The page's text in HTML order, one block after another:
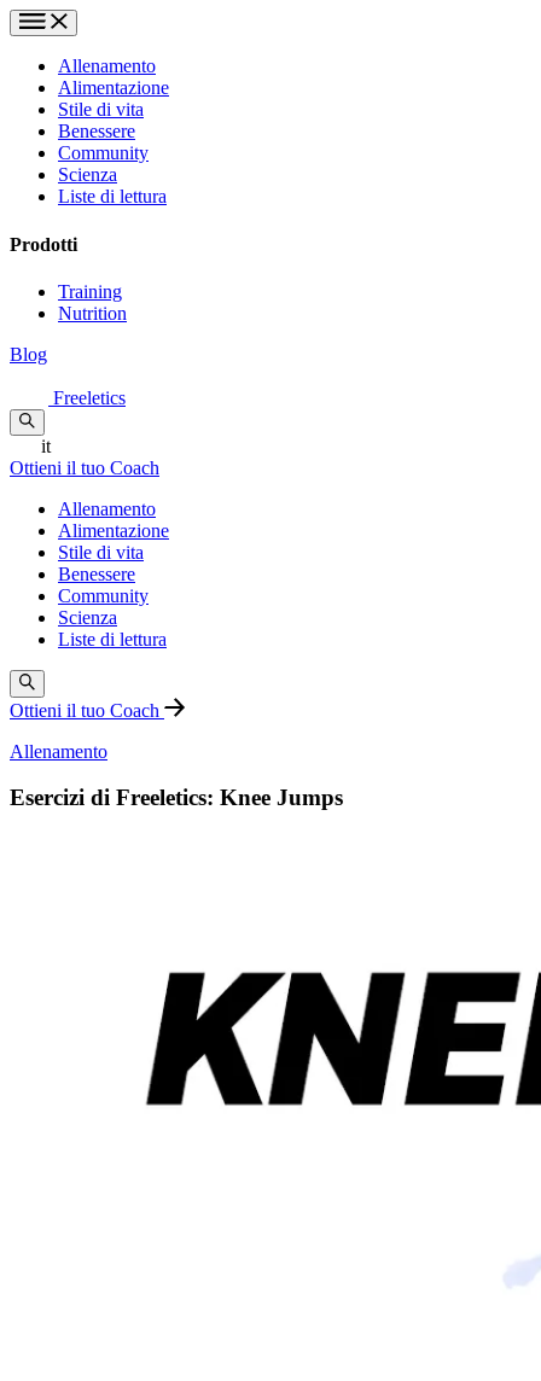
Allenamento
Alimentazione
Stile di vita
Benessere
Community
Scienza
Liste di lettura
Prodotti
Training
Nutrition
Blog
Freeletics
it
Ottieni il tuo Coach
Allenamento
Alimentazione
Stile di vita
Benessere
Community
Scienza
Liste di lettura
Ottieni il tuo Coach
Allenamento
Esercizi di Freeletics: Knee Jumps